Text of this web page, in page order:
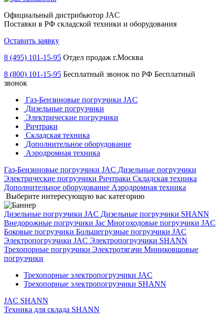
Официальный дистрибьютор JAC
Поставки в РФ складской техники и оборудования
Оставить заявку
8 (495) 101-15-95 Отдел продаж г.Москва
8 (800) 101-15-95 Бесплатный звонок по РФ Бесплатный
звонок
Газ-Бензиновые погрузчики JAC
Дизельные погрузчики
Электрические погрузчики
Ричтраки
Складская техника
Дополнительное оборудование
Аэродромная техника
Газ-Бензиновые погрузчики JAC Дизельные погрузчики
Электрические погрузчики Ричтраки Складская техника
Дополнительное оборудование Аэродромная техника
Выберите интересующую вас категорию
Дизельные погрузчики JAC Дизельные погрузчики SHANN
Внедорожные погрузчики Jac Многоходовые погрузчики JAC
Боковые погрузчики Большегрузные погрузчики JAC
Электропогрузчики JAC Электропогрузчики SHANN
Трехопорные погрузчики Электротягачи Миниковшовые
погрузчики
Трехопорные электропогрузчики JAC
Трехопорные электропогрузчики SHANN
JAC SHANN
Техника для склада SHANN